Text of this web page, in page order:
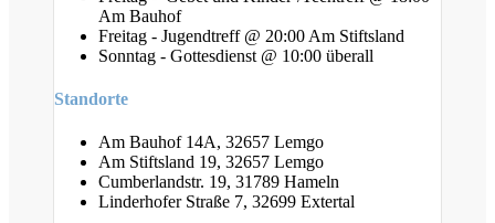
Am Bauhof
Freitag - Jugendtreff @ 20:00 Am Stiftsland
Sonntag - Gottesdienst @ 10:00 überall
Standorte
Am Bauhof 14A, 32657 Lemgo
Am Stiftsland 19, 32657 Lemgo
Cumberlandstr. 19, 31789 Hameln
Linderhofer Straße 7, 32699 Extertal